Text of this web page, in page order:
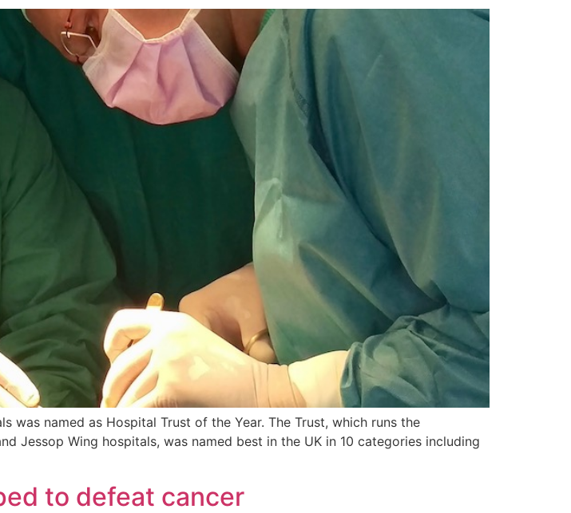
named as Hospital Trust of the Year. The Trust, which runs the
Jessop Wing hospitals, was named best in the UK in 10 categories including
to defeat cancer